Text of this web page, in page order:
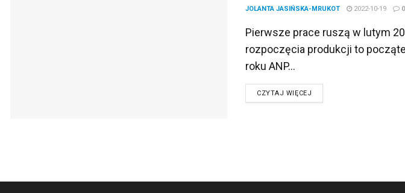
JOLANTA JASIŃSKA-MRUKOT 2022-10-19 0
Pierwsze prace ruszą w lutym
rozpoczęcia produkcji to
roku ANP...
CZYTAJ WIĘCEJ